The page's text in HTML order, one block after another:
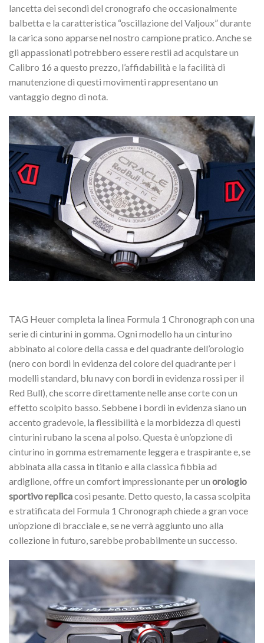
lancetta dei secondi del cronografo che occasionalmente
balbetta e la caratteristica “oscillazione del Valjoux” durante
la carica sono apparse nel nostro campione pratico. Anche se
gli appassionati potrebbero essere restii ad acquistare un
Calibro 16 a questo prezzo, l’affidabilità e la facilità di
manutenzione di questi movimenti rappresentano un
vantaggio degno di nota.
TAG Heuer completa la linea Formula 1 Chronograph con una
serie di cinturini in gomma. Ogni modello ha un cinturino
abbinato al colore della cassa e del quadrante dell’orologio
(nero con bordi in evidenza del colore del quadrante per i
modelli standard, blu navy con bordi in evidenza rossi per il
Red Bull), che scorre direttamente nelle anse corte con un
effetto scolpito basso. Sebbene i bordi in evidenza siano un
accento gradevole, la flessibilità e la morbidezza di questi
cinturini rubano la scena al polso. Questa è un’opzione di
cinturino in gomma estremamente leggera e traspirante e, se
abbinata alla cassa in titanio e alla classica fibbia ad
ardiglione, offre un comfort impressionante per un orologio
sportivo replicacosì pesante. Detto questo, la cassa scolpita
e stratificata del Formula 1 Chronograph chiede a gran voce
un’opzione di bracciale e, se ne verrà aggiunto uno alla
collezione in futuro, sarebbe probabilmente un successo.